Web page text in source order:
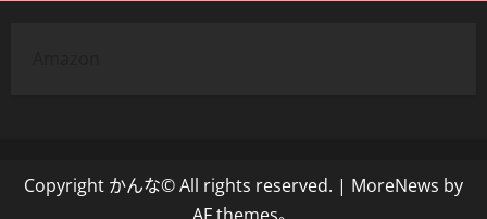
Copyright かんな© All rights reserved. | MoreNews by